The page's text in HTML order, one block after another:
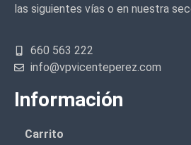
las siguientes vías o en nuestra
660 563 222
info@vpvicenteperez.com
Información
Carrito